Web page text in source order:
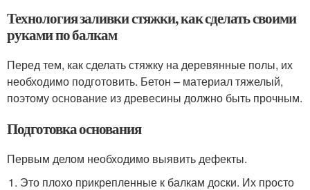
Технология заливки стяжки, как сделать своими
руками по балкам
Перед тем, как сделать стяжку на деревянные полы, их
необходимо подготовить. Бетон – материал тяжелый,
поэтому основание из древесины должно быть прочным.
Подготовка основания
Первым делом необходимо выявить дефекты.
Это плохо прикрепленные к балкам доски. Их просто